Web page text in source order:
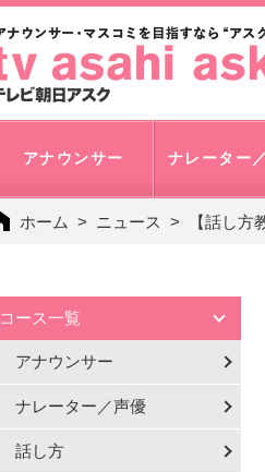
アナウンサー ナレーター
ホーム ニュース 【話し
コース一覧
アナウンサー
ナレーター／声優
話し方